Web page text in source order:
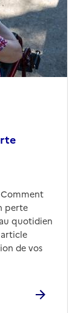
Comment
perte
quotidien
de vos